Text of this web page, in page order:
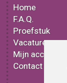
Home
F.A.Q.
Proefstuk
Vacatures
Mijn account
Contact